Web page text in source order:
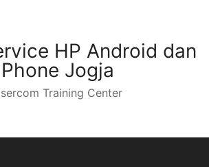
HP Android dan
Jogja
Training Center